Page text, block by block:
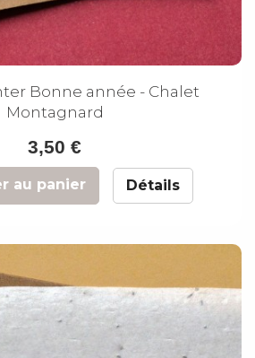
Bonne année - Chalet
Montagnard
3,50 €
au panier Détails